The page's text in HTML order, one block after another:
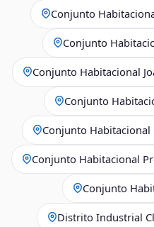
Conjunto
Conjunto
Conjunto Habitacional
Conjunto
Conjunto Habitacional
Conjunto Habitacional
Conjunto
Distrito Industrial